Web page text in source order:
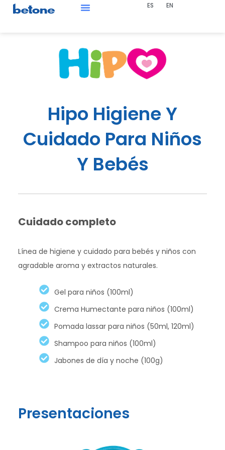
ES EN
Hipo Higiene Y
Cuidado Para Niños
Y Bebés
Cuidado completo
Línea de higiene y cuidado para bebés y niños con
agradable aroma y extractos naturales.
Gel para niños (100ml)
Crema Humectante para niños (100ml)
Pomada lassar para niños (50ml, 120ml)
Shampoo para niños (100ml)
Jabones de día y noche (100g)
Presentaciones